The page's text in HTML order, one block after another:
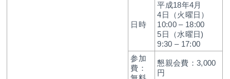
日時
平成18年4月
4日（火曜日）
10:00 – 18:00
5日（水曜日)
9:30 – 17:00
参加
費：
懇親会費：3,000
円